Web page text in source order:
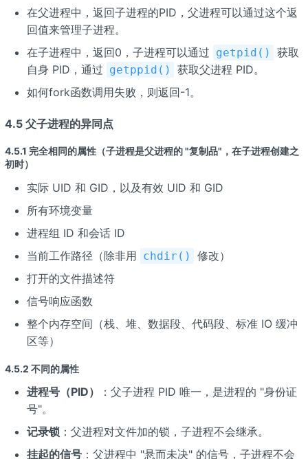
在父进程中，返回子进程的PID，父进程可以通过这个返
回值来管理子进程。
在子进程中，返回0，子进程可以通过 getpid()
获取
自身 PID，通过 getppid()
获取父进程 PID。
如何fork函数调用失败，则返回-1。
4.5 父子进程的异同点
4.5.1 完全相同的属性（子进程是父进程的 "复制品"，在子进程创建之
初时）
实际 UID 和 GID，以及有效 UID 和 GID
所有环境变量
进程组 ID 和会话 ID
当前工作路径（除非用 chdir()
修改）
打开的文件描述符
信号响应函数
整个内存空间（栈、堆、数据段、代码段、标准 IO 缓冲
区等）
4.5.2 不同的属性
进程号（PID）
：父子进程 PID 唯一，是进程的 "身份证
号"。
记录锁：父进程对文件加的锁，子进程不会继承。
挂起的信号：父进程中 "悬而未决" 的信号，子进程不会